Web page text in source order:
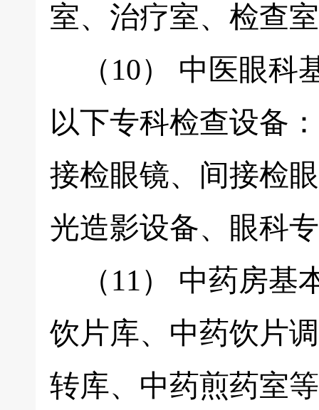
室、治疗室、检查
（10） 中医眼科
以下专科检查设备
接检眼镜、间接检
光造影设备、眼科
（11） 中药房基
饮片库、中药饮片
转库、中药煎药室